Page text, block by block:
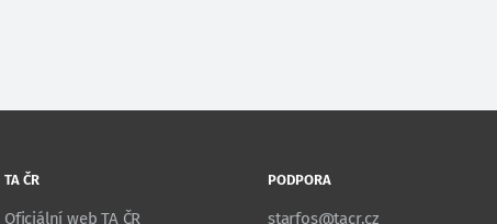
TA ČR
Oficiální web TA ČR
PODPORA
starfos@tacr.cz